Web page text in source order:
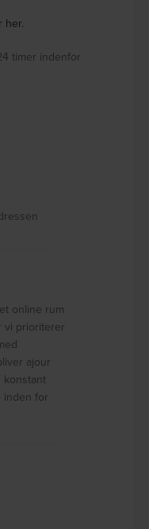
her.
timer indenfor
online rum
vi prioriterer
ajour
inden for